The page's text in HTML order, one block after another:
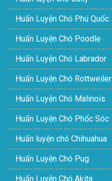
Huấn Luyện Chó Phú Quốc
Huấn Luyện Chó Poodle
Huấn Luyện Chó Labrador
Huấn Luyện Chó Rottweiler
Huấn Luyện Chó Malinois
Huấn Luyện Chó Phốc Sóc
Huấn luyện chó Chihuahua
Huấn Luyện Chó Pug
Huấn Luyện Chó Akita